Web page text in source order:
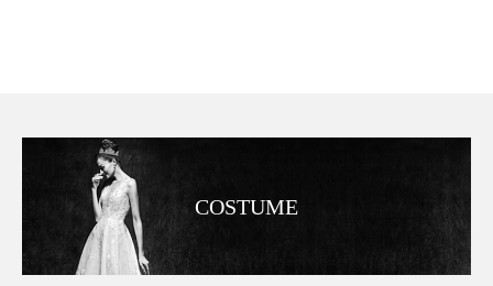
COSTUME